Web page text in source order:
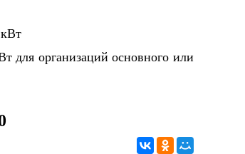
для организаций основного или